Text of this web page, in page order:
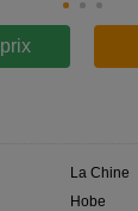
La Chine
Hobe